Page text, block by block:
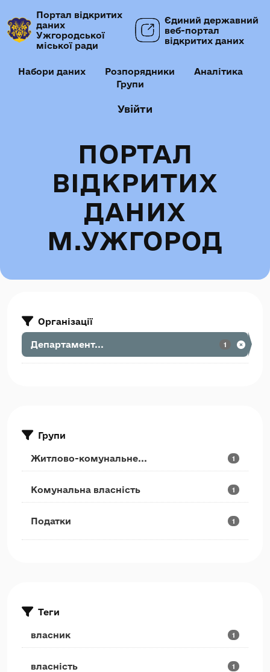
Портал відкритих
даних
Ужгородської
міської ради
Єдиний державний
веб-портал
відкритих даних
Набори даних Розпорядники
Аналітика
Групи
Увійти
ПОРТАЛ
ВІДКРИТИХ
ДАНИХ
М.УЖГОРОД
Організації
Департамент... 1
Групи
Житлово-комунальне... 1
Комунальна власність 1
Податки 1
Теги
власник 1
власність 1